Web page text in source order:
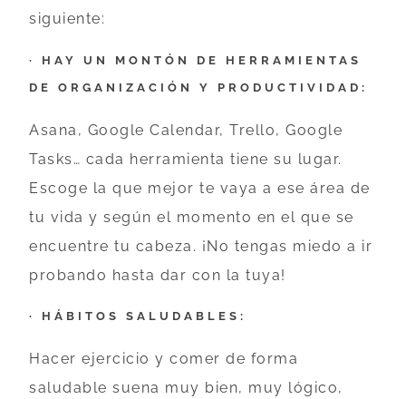
siguiente:
· HAY UN MONTÓN DE HERRAMIENTAS
DE ORGANIZACIÓN Y PRODUCTIVIDAD:
Asana, Google Calendar, Trello, Google
Tasks… cada herramienta tiene su lugar.
Escoge la que mejor te vaya a ese área de
tu vida y según el momento en el que se
encuentre tu cabeza. ¡No tengas miedo a ir
probando hasta dar con la tuya!
· HÁBITOS SALUDABLES:
Hacer ejercicio y comer de forma
saludable suena muy bien, muy lógico,